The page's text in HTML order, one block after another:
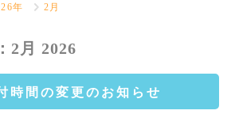
年 2月
2月 2026
時間の変更のお知らせ